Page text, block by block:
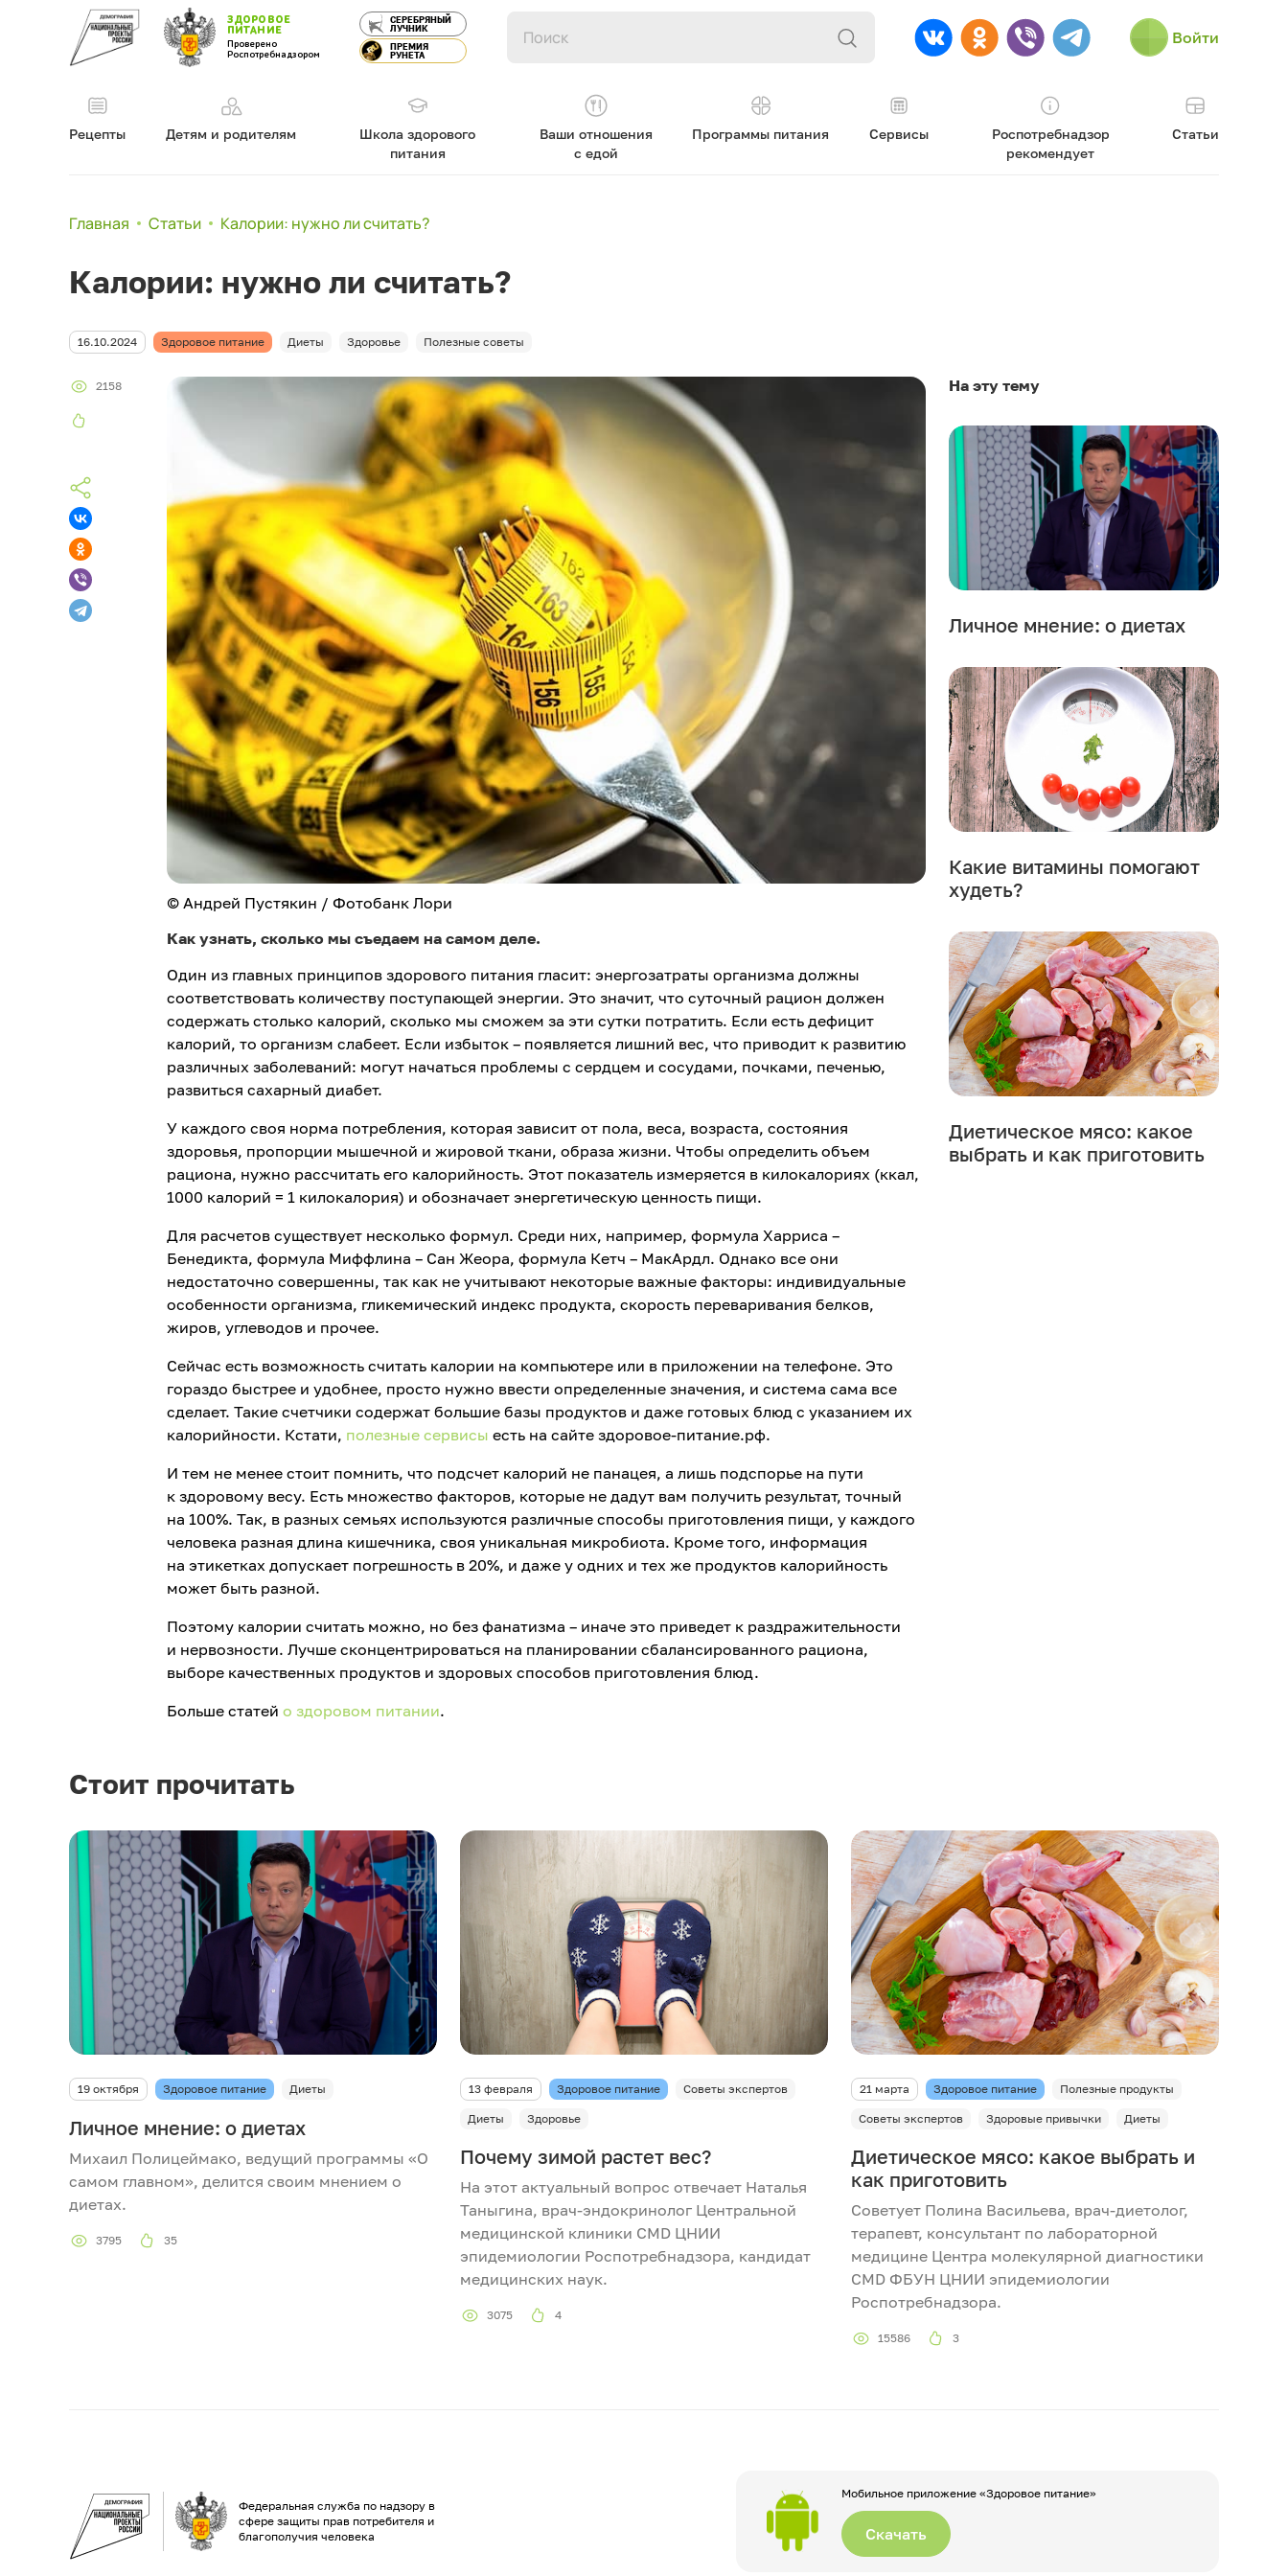
ЗДОРОВОЕ
ПИТАНИЕ
Проверено
Роспотребнадзором
СЕРЕБРЯНЫЙ
ЛУЧНИК
ПРЕМИЯ
РУНЕТА
Войти
Рецепты Детям и родителям
Школа здорового
питания
Ваши отношения
с едой
Программы питания Сервисы
Роспотребнадзор
рекомендует
Статьи
Главная Статьи Калории: нужно ли считать?
Калории: нужно ли считать?
16.10.2024 Здоровое питание Диеты Здоровье Полезные советы
2158
© Андрей Пустякин / Фотобанк Лори
Как узнать, сколько мы съедаем на самом деле.
Один из главных принципов здорового питания гласит: энергозатраты организма должны
соответствовать количеству поступающей энергии. Это значит, что суточный рацион должен
содержать столько калорий, сколько мы сможем за эти сутки потратить. Если есть дефицит
калорий, то организм слабеет. Если избыток – появляется лишний вес, что приводит к развитию
различных заболеваний: могут начаться проблемы с сердцем и сосудами, почками, печенью,
развиться сахарный диабет.
У каждого своя норма потребления, которая зависит от пола, веса, возраста, состояния
здоровья, пропорции мышечной и жировой ткани, образа жизни. Чтобы определить объем
рациона, нужно рассчитать его калорийность. Этот показатель измеряется в килокалориях (ккал,
1000 калорий = 1 килокалория) и обозначает энергетическую ценность пищи.
Для расчетов существует несколько формул. Среди них, например, формула Харриса –
Бенедикта, формула Миффлина – Сан Жеора, формула Кетч – МакАрдл. Однако все они
недостаточно совершенны, так как не учитывают некоторые важные факторы: индивидуальные
особенности организма, гликемический индекс продукта, скорость переваривания белков,
жиров, углеводов и прочее.
Сейчас есть возможность считать калории на компьютере или в приложении на телефоне. Это
гораздо быстрее и удобнее, просто нужно ввести определенные значения, и система сама все
сделает. Такие счетчики содержат большие базы продуктов и даже готовых блюд с указанием их
калорийности. Кстати, полезные сервисы есть на сайте здоровое-питание.рф.
И тем не менее стоит помнить, что подсчет калорий не панацея, а лишь подспорье на пути
к здоровому весу. Есть множество факторов, которые не дадут вам получить результат, точный
на 100%. Так, в разных семьях используются различные способы приготовления пищи, у каждого
человека разная длина кишечника, своя уникальная микробиота. Кроме того, информация
на этикетках допускает погрешность в 20%, и даже у одних и тех же продуктов калорийность
может быть разной.
Поэтому калории считать можно, но без фанатизма – иначе это приведет к раздражительности
и нервозности. Лучше сконцентрироваться на планировании сбалансированного рациона,
выборе качественных продуктов и здоровых способов приготовления блюд.
Больше статей о здоровом питании.
На эту тему
Личное мнение: о диетах
Какие витамины помогают
худеть?
Диетическое мясо: какое
выбрать и как приготовить
Стоит прочитать
19 октября Здоровое питание Диеты
Личное мнение: о диетах
Михаил Полицеймако, ведущий программы «О
самом главном», делится своим мнением о
диетах.
3795 35
13 февраля Здоровое питание Советы экспертов
Диеты Здоровье
Почему зимой растет вес?
На этот актуальный вопрос отвечает Наталья
Таныгина, врач-эндокринолог Центральной
медицинской клиники CMD ЦНИИ
эпидемиологии Роспотребнадзора, кандидат
медицинских наук.
3075 4
21 марта Здоровое питание Полезные продукты
Советы экспертов Здоровые привычки Диеты
Диетическое мясо: какое выбрать и
как приготовить
Советует Полина Васильева, врач-диетолог,
терапевт, консультант по лабораторной
медицине Центра молекулярной диагностики
CMD ФБУН ЦНИИ эпидемиологии
Роспотребнадзора.
15586 3
Федеральная служба по надзору в
сфере защиты прав потребителя и
благополучия человека
Мобильное приложение «Здоровое питание»
Скачать